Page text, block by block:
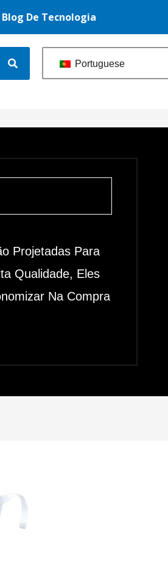
Blog De Tecnologia
Portuguese
Projetadas Para
Qualidade, Eles
Na Compra